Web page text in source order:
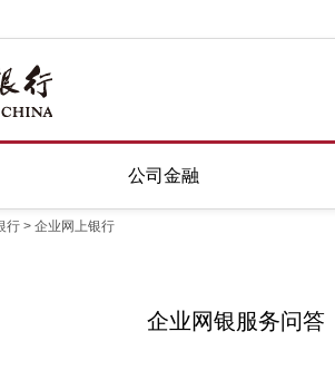
公司金融
行 > 企业网上银行
企业网银服务问答